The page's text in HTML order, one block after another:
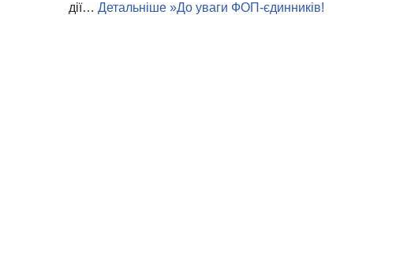
дії… Детальніше »До уваги ФОП-єдинників!